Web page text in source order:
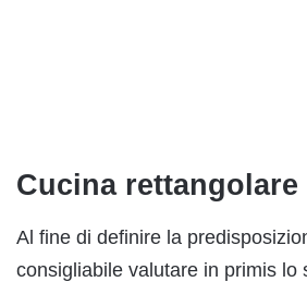
Cucina
Al fine di definire la
consigliabile valutare in primis lo